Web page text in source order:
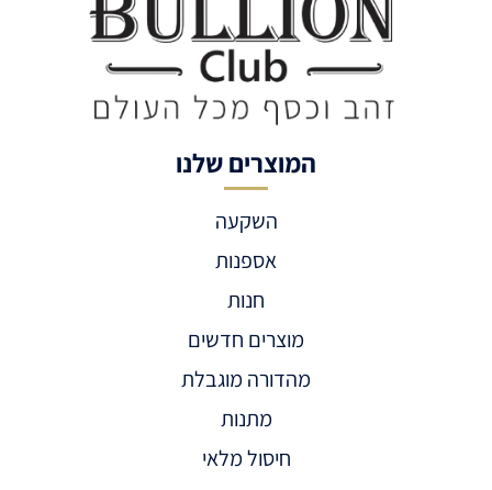
המוצרים שלנו
השקעה
אספנות
חנות
מוצרים חדשים
מהדורה מוגבלת
מתנות
חיסול מלאי